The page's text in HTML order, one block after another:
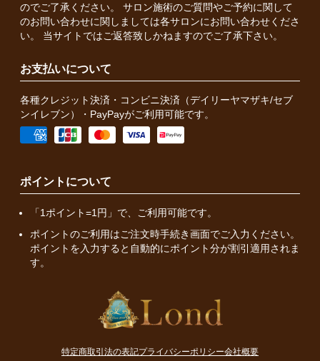
のでご了承ください。 サロン施術のご質問やご予約に関して
のお問い合わせに関しましては各サロンにお問い合わせくださ
い。 当サイトではご返答致しかねますのでご了承下さい。
お支払いについて
各種クレジット決済・コンビニ決済（デイリーヤマザキ/セブ
ンイレブン）・PayPayがご利用可能です。
ポイントについて
「1ポイント=1円」で、ご利用可能です。
ポイントのご利用はご注文時手続き画面でご入力ください。
ポイントを入力すると自動的にポイント分が割引適用されま
す。
特定商取引法の表記プライバシーポリシー会社概要